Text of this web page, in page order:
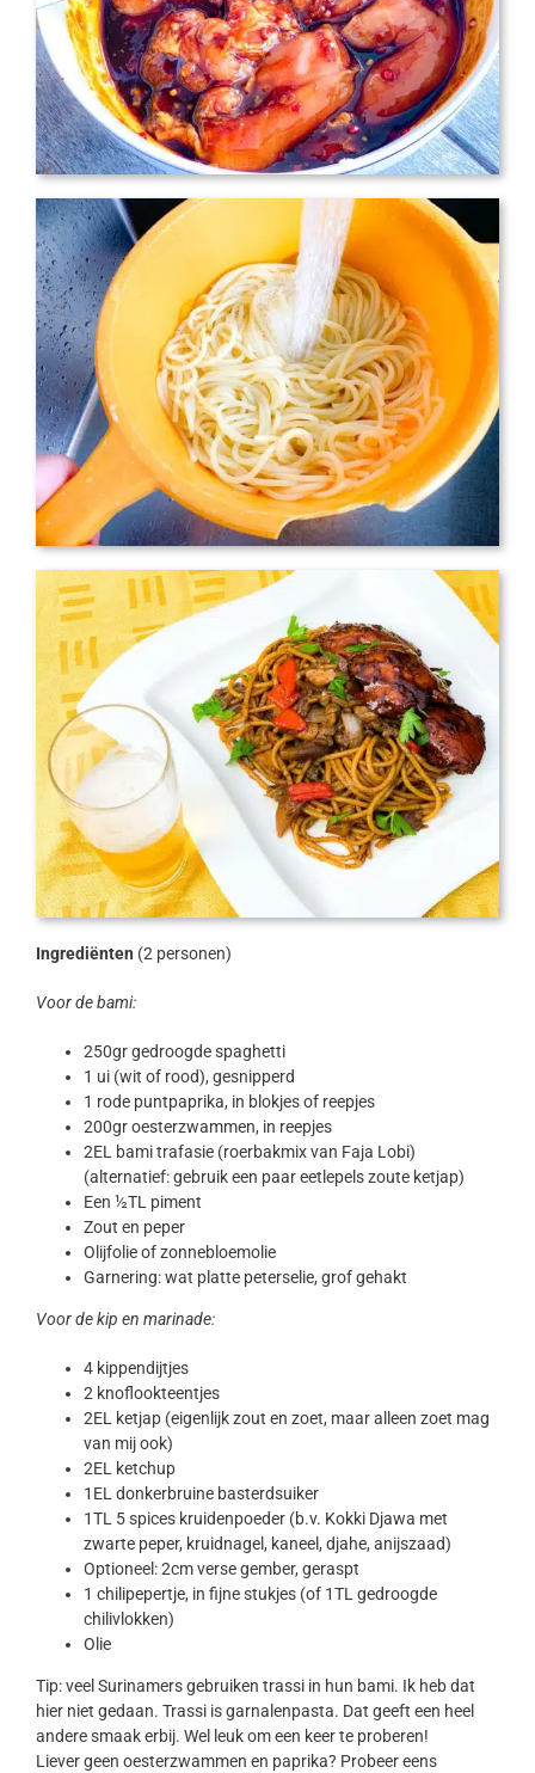
Ingrediënten (2 personen)
Voor de bami:
250gr gedroogde spaghetti
1 ui (wit of rood), gesnipperd
1 rode puntpaprika, in blokjes of reepjes
200gr oesterzwammen, in reepjes
2EL bami trafasie (roerbakmix van Faja Lobi)
(alternatief: gebruik een paar eetlepels zoute ketjap)
Een ½TL piment
Zout en peper
Olijfolie of zonnebloemolie
Garnering: wat platte peterselie, grof gehakt
Voor de kip en marinade:
4 kippendijtjes
2 knoflookteentjes
2EL ketjap (eigenlijk zout en zoet, maar alleen zoet mag
van mij ook)
2EL ketchup
1EL donkerbruine basterdsuiker
1TL 5 spices kruidenpoeder (b.v. Kokki Djawa met
zwarte peper, kruidnagel, kaneel, djahe, anijszaad)
Optioneel: 2cm verse gember, geraspt
1 chilipepertje, in fijne stukjes (of 1TL gedroogde
chilivlokken)
Olie
Tip: veel Surinamers gebruiken trassi in hun bami. Ik heb dat
hier niet gedaan. Trassi is garnalenpasta. Dat geeft een heel
andere smaak erbij. Wel leuk om een keer te proberen!
Liever geen oesterzwammen en paprika? Probeer eens